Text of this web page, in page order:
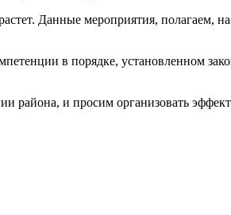
Данные мероприятия, полагаем,
в порядке, установленном
района, и просим организовать